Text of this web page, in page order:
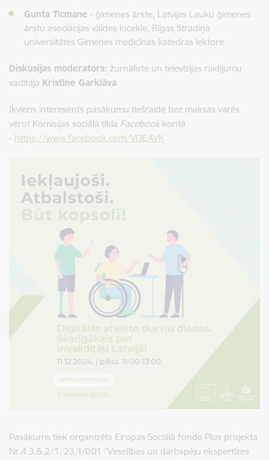
Gunta Tīcmane - ģimenes ārste, Latvijas Lauku ģimenes
ārstu asociācijas valdes locekle, Rīgas Stradiņa
universitātes Ģimenes medicīnas katedras lektore
Diskusijas moderators: žurnāliste un televīzijas raidījumu
vadītāja Kristīne Garklāva
Ikviens interesents pasākumu tiešraidē bez maksas varēs
vērot Komisijas sociālā tīkla Facebookkontā
- https://www.facebook.com/VDEAVK
Pasākums tiek organizēts Eiropas Sociālā fonda Plus projekta
Nr.4.3.6.2/1/23/I/001 ”Veselības un darbspēju ekspertīzes